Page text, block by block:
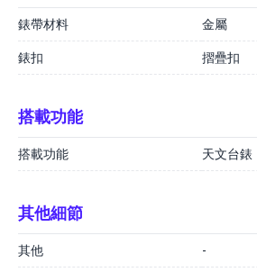
錶帶材料 金屬
錶扣 摺疊扣
搭載功能
搭載功能 天文台錶
其他細節
其他 -